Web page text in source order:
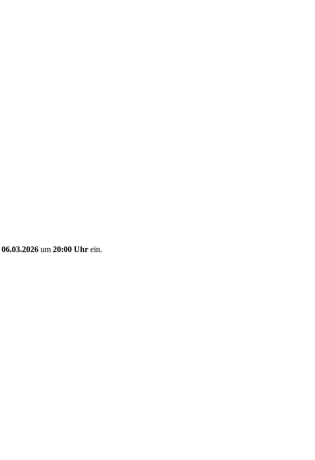
06.03.2026 um 20:00 Uhr ein.